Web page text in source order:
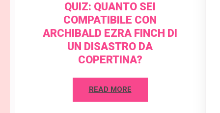
QUIZ: QUANTO SEI
COMPATIBILE CON
ARCHIBALD EZRA FINCH DI
UN DISASTRO DA
COPERTINA?
READ MORE